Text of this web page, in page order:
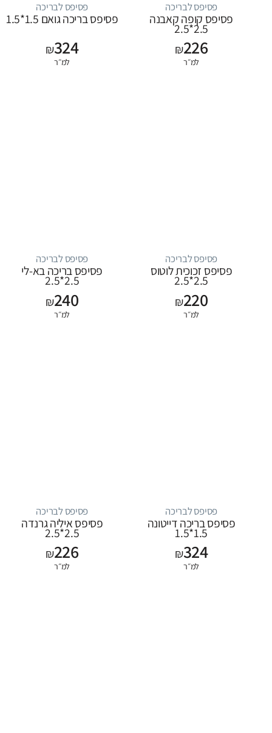
פסיפס לבריכה
פסיפס קופה קאבנה
2.5*2.5
₪226
למ״ר
פסיפס לבריכה
פסיפס בריכה גואם 1.5*1.5
₪324
למ״ר
פסיפס לבריכה
פסיפס זכוכית לוטוס
2.5*2.5
₪220
למ״ר
פסיפס לבריכה
פסיפס בריכה בא-לי
2.5*2.5
₪240
למ״ר
פסיפס לבריכה
פסיפס בריכה דייטונה
1.5*1.5
₪324
למ״ר
פסיפס לבריכה
פסיפס איליה גרנדה
2.5*2.5
₪226
למ״ר